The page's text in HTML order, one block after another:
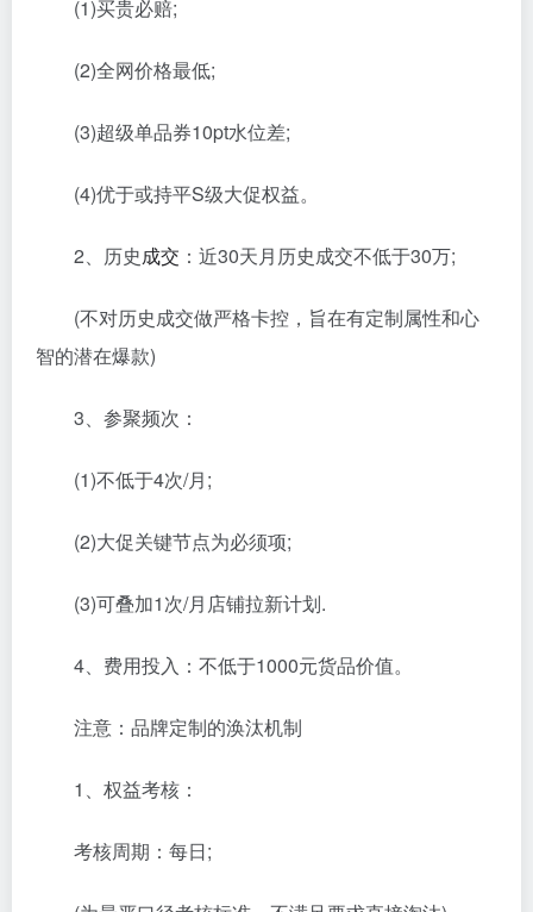
(1)买贵必赔;
(2)全网价格最低;
(3)超级单品券10pt水位差;
(4)优于或持平S级大促权益。
2、历史成交 ：近30天月历史成交不低于30万;
(不对历史成交做严格卡控，旨在有定制属性和心
智的潜在爆款)
3、参聚频次：
(1)不低于4次/月;
(2)大促关键节点为必须项;
(3)可叠加1次/月店铺拉新计划.
4、费用投入：不低于1000元货品价值。
注意：品牌定制的涣汰机制
1、权益考核：
考核周期：每日;